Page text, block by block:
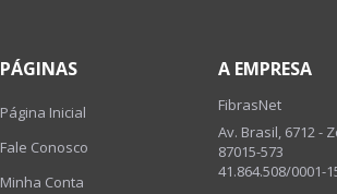
PÁGINAS
Página Inicial
Fale Conosco
Minha Conta
A EMPRESA
FibrasNet
Av. Brasil, 6712 -
87015-573
41.864.508/0001-